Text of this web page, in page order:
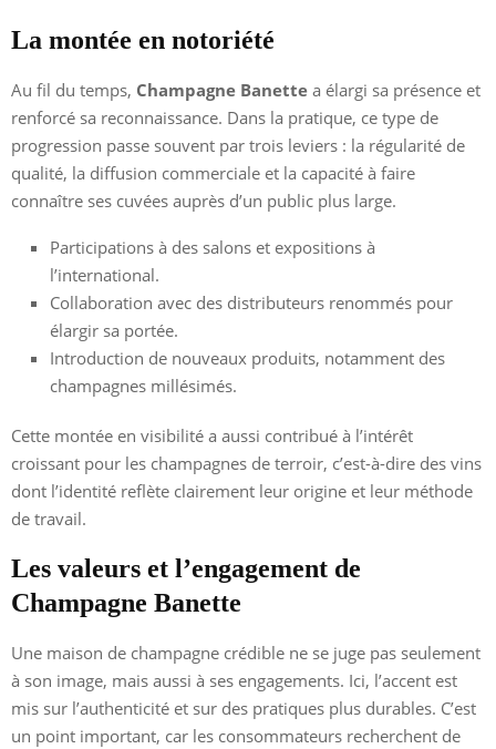
La montée en notoriété
Au fil du temps, Champagne Banette a élargi sa présence et
renforcé sa reconnaissance. Dans la pratique, ce type de
progression passe souvent par trois leviers : la régularité de
qualité, la diffusion commerciale et la capacité à faire
connaître ses cuvées auprès d’un public plus large.
Participations à des salons et expositions à
l’international.
Collaboration avec des distributeurs renommés pour
élargir sa portée.
Introduction de nouveaux produits, notamment des
champagnes millésimés.
Cette montée en visibilité a aussi contribué à l’intérêt
croissant pour les champagnes de terroir, c’est-à-dire des vins
dont l’identité reflète clairement leur origine et leur méthode
de travail.
Les valeurs et l’engagement de
Champagne Banette
Une maison de champagne crédible ne se juge pas seulement
à son image, mais aussi à ses engagements. Ici, l’accent est
mis sur l’authenticité et sur des pratiques plus durables. C’est
un point important, car les consommateurs recherchent de